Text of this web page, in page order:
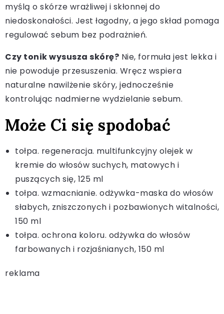
myślą o skórze wrażliwej i skłonnej do
niedoskonałości. Jest łagodny, a jego skład pomaga
regulować sebum bez podrażnień.
Czy tonik wysusza skórę? Nie, formuła jest lekka i
nie powoduje przesuszenia. Wręcz wspiera
naturalne nawilżenie skóry, jednocześnie
kontrolując nadmierne wydzielanie sebum.
Może Ci się spodobać
tołpa. regeneracja. multifunkcyjny olejek w
kremie do włosów suchych, matowych i
puszących się, 125 ml
tołpa. wzmacnianie. odżywka-maska do włosów
słabych, zniszczonych i pozbawionych witalności,
150 ml
tołpa. ochrona koloru. odżywka do włosów
farbowanych i rozjaśnianych, 150 ml
reklama